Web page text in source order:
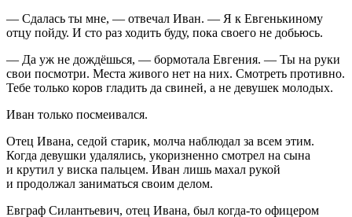
— Сдалась ты мне, — отвечал Иван. — Я к Евгенькиному
отцу пойду. И сто раз ходить буду, пока своего не добьюсь.
— Да уж не дождёшься, — бормотала Евгения. — Ты на руки
свои посмотри. Места живого нет на них. Смотреть противно.
Тебе только коров гладить да свиней, а не девушек молодых.
Иван только посмеивался.
Отец Ивана, седой старик, молча наблюдал за всем этим.
Когда девушки удалялись, укоризненно смотрел на сына
и крутил у виска пальцем. Иван лишь махал рукой
и продолжал заниматься своим делом.
Евграф Силантьевич, отец Ивана, был когда-то офицером